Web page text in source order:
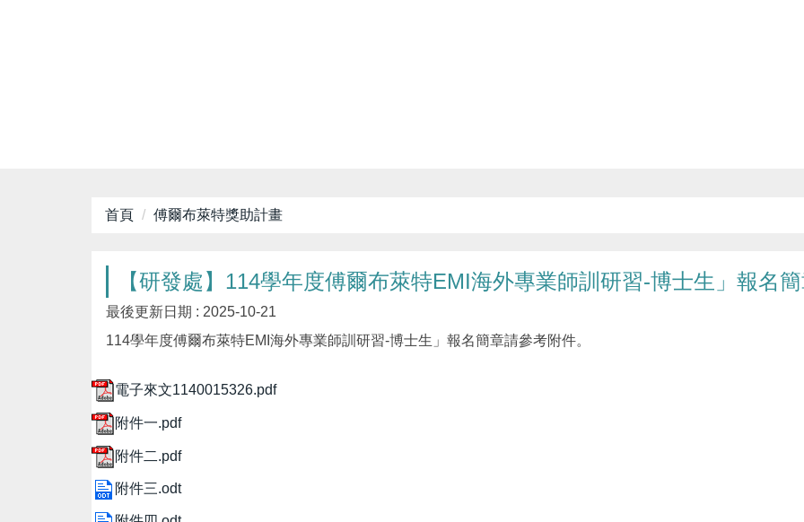
首頁 傅爾布萊特獎助計畫
【研發處】114學年度傅爾布萊特EMI海外專業師訓研習-博士生」報名
最後更新日期 : 2025-10-21
114學年度傅爾布萊特EMI海外專業師訓研習-博士生」報名簡章請參考附件。
電子來文1140015326.pdf
附件一.pdf
附件二.pdf
附件三.odt